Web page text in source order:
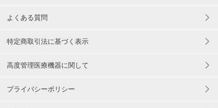
よくある質問
特定商取引法に基づく表示
高度管理医療機器に関して
プライバシーポリシー